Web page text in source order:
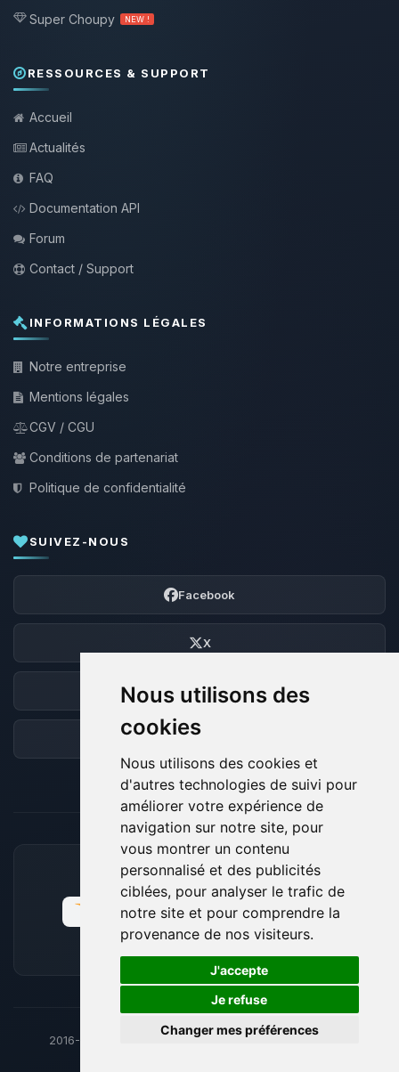
Nous utilisons des
cookies
Nous utilisons des cookies et
d'autres technologies de suivi pour
améliorer votre expérience de
navigation sur notre site, pour
vous montrer un contenu
personnalisé et des publicités
ciblées, pour analyser le trafic de
notre site et pour comprendre la
provenance de nos visiteurs.
J'accepte
Je refuse
Changer mes préférences
Super Choupy NEW !
RESSOURCES & SUPPORT
Accueil
Actualités
FAQ
Documentation API
Forum
Contact / Support
INFORMATIONS LÉGALES
Notre entreprise
Mentions légales
CGV / CGU
Conditions de partenariat
Politique de confidentialité
SUIVEZ-NOUS
Facebook
X
Discord
Forum
MOYENS DE PAIEMENT ACCEPTÉS
2016-26 © BoxToPlay - ByteLogic tous droits réservés
🍪